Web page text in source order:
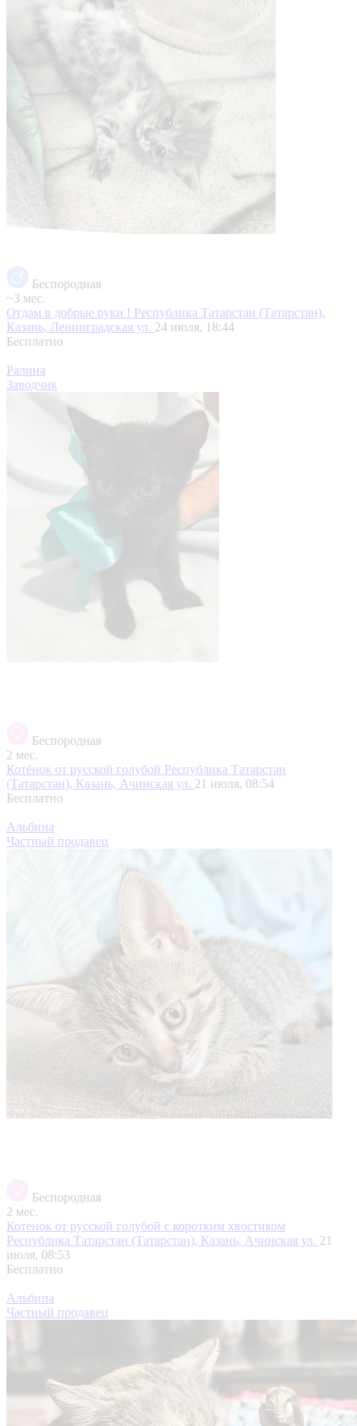
Беспородная
~3 мес.
Отдам в добрые руки ! Республика Татарстан (Татарстан),
Казань, Ленинградская ул. 24 июля, 18:44
Бесплатно
Ралина
Заводчик
Беспородная
2 мес.
Котёнок от русской голубой Республика Татарстан
(Татарстан), Казань, Ачинская ул. 21 июля, 08:54
Бесплатно
Альбина
Частный продавец
Беспородная
2 мес.
Котенок от русской голубой с коротким хвостиком
Республика Татарстан (Татарстан), Казань, Ачинская ул. 21
июля, 08:53
Бесплатно
Альбина
Частный продавец